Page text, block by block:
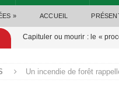
» ACCUEIL
Capituler ou mourir : le «
Mille jours de génocide :
Un incendie de forêt